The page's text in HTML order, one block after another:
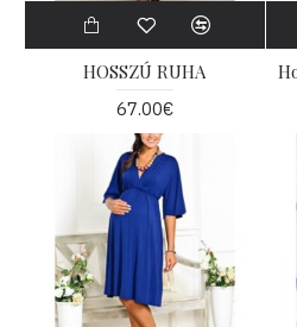
HOSSZÚ RUHA
67.00€